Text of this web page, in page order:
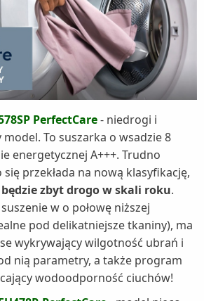
PerfectCare- niedrogi i
To suszarka o wsadzie 8
energetycznej A+++. Trudno
przekłada na nową klasyfikację,
zbyt drogo w skali roku.
w o połowę niższej
pod delikatniejsze tkaniny), ma
wykrywający wilgotność ubrań i
nią parametry, a także program
wodoodporność ciuchów!